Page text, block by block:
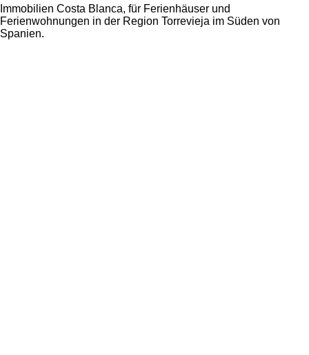
Immobilien Costa Blanca, für Ferienhäuser und
Ferienwohnungen in der Region Torrevieja im Süden von
Spanien.